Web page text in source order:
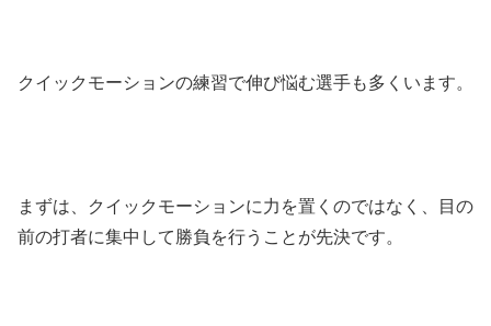
クイックモーションの練習で伸び悩む選手も多くいます。
まずは、クイックモーションに力を置くのではなく、目の
前の打者に集中して勝負を行うことが先決です。